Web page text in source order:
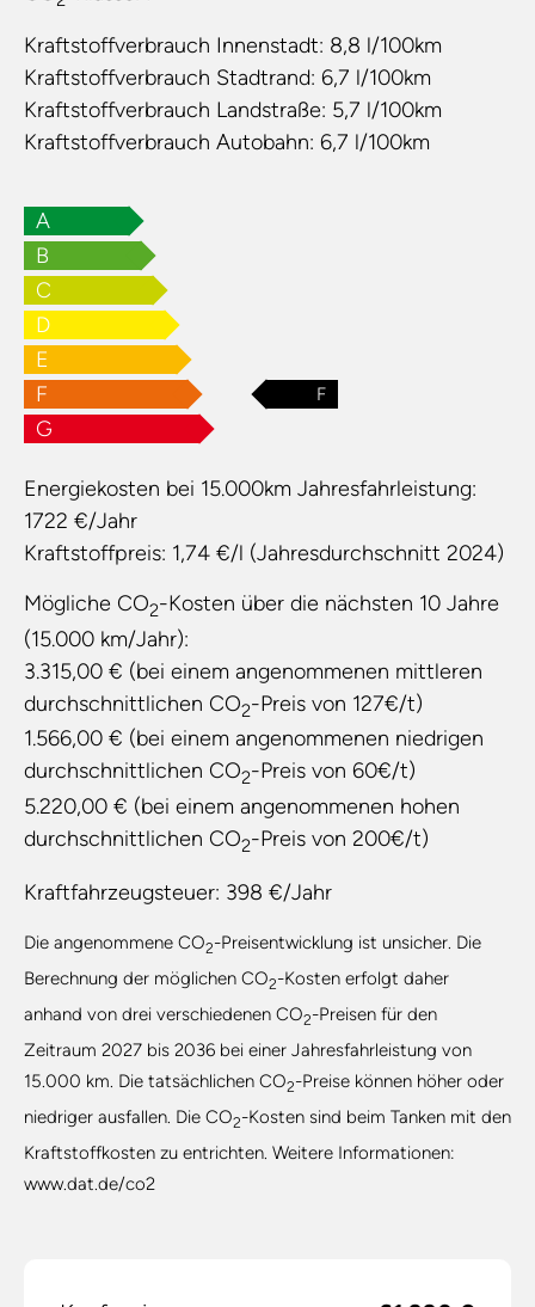
Kraftstoffverbrauch Innenstadt: 8,8 l/100km
Kraftstoffverbrauch Stadtrand: 6,7 l/100km
Kraftstoffverbrauch Landstraße: 5,7 l/100km
Kraftstoffverbrauch Autobahn: 6,7 l/100km
A
B
C
D
E
F
F
G
Energiekosten bei 15.000km Jahresfahrleistung:
1722 €/Jahr
Kraftstoffpreis: 1,74 €/l (Jahresdurchschnitt 2024)
Mögliche CO2-Kosten über die nächsten 10 Jahre
(15.000 km/Jahr):
3.315,00 € (bei einem angenommenen mittleren
durchschnittlichen CO2-Preis von 127€/t)
1.566,00 € (bei einem angenommenen niedrigen
durchschnittlichen CO2-Preis von 60€/t)
5.220,00 € (bei einem angenommenen hohen
durchschnittlichen CO2-Preis von 200€/t)
Kraftfahrzeugsteuer: 398 €/Jahr
Die angenommene CO2-Preisentwicklung ist unsicher. Die
Berechnung der möglichen CO2-Kosten erfolgt daher
anhand von drei verschiedenen CO2-Preisen für den
Zeitraum 2027 bis 2036 bei einer Jahresfahrleistung von
15.000 km. Die tatsächlichen CO2-Preise können höher oder
niedriger ausfallen. Die CO2-Kosten sind beim Tanken mit den
Kraftstoffkosten zu entrichten. Weitere Informationen:
www.dat.de/co2